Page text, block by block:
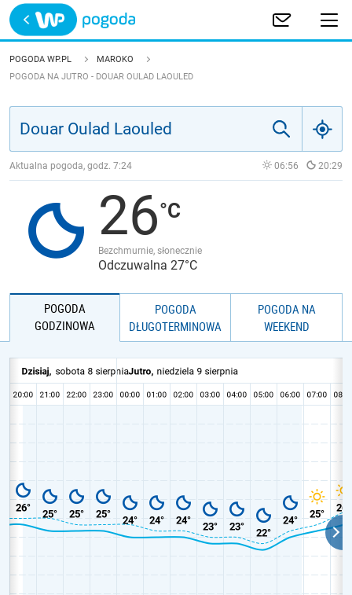
Trwa ładowanie
POLSKA
JAKOŚĆ POWIETRZA
POGODA WP.PL
MAROKO
POGODA NA JUTRO - DOUAR OULAD LAOULED
Aktualna pogoda, godz. 7:24 06:56 20:29
26
Bezchmurnie, słonecznie
Odczuwalna 27°C
POGODA
GODZINOWA
POGODA
DŁUGOTERMINOWA
POGODA NA
WEEKEND